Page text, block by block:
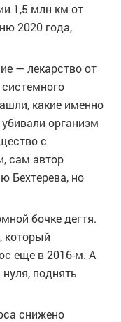
1,5 млн км от
2020 года,
— лекарство от
системного
какие именно
организм
с
сам автор
Бехтерева, но
бочке дегтя.
который
еще в 2016-м. А
поднять
снижено